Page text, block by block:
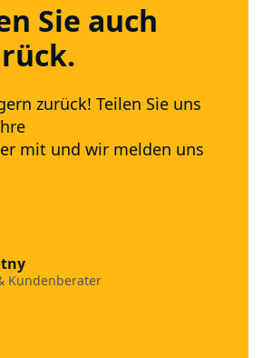
Sie auch
zurück! Teilen Sie uns
mit und wir melden uns
Kundenberater